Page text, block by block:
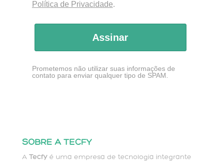
Política de Privacidade.
Assinar
Prometemos não utilizar suas informações de
contato para enviar qualquer tipo de SPAM.
SOBRE A TECFY
A Tecfyé uma empresa de tecnologia integrante